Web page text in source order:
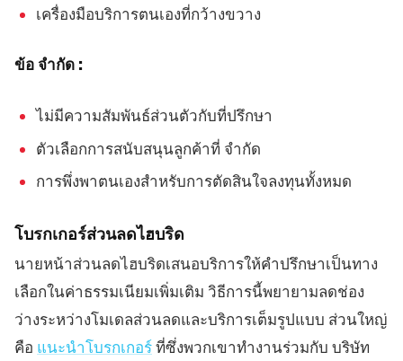
เครื่องมือบริการตนเองที่กว้างขวาง
ข้อ จำกัด :
ไม่มีความสัมพันธ์ส่วนตัวกับที่ปรึกษา
ตัวเลือกการสนับสนุนลูกค้าที่ จำกัด
การพึ่งพาตนเองสำหรับการตัดสินใจลงทุนทั้งหมด
โบรกเกอร์ส่วนลดไฮบริด
นายหน้าส่วนลดไฮบริดเสนอบริการให้คำปรึกษาเป็นทาง
เลือกในค่าธรรมเนียมเพิ่มเติม วิธีการนี้พยายามลดช่อง
ว่างระหว่างโมเดลส่วนลดและบริการเต็มรูปแบบ ส่วนใหญ่
คือ แนะนำโบรกเกอร์ที่ซึ่งพวกเขาทำงานร่วมกับ บริษัท